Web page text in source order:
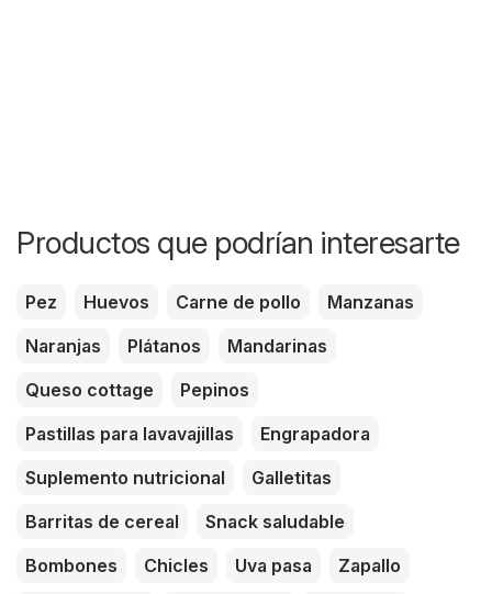
Productos que podrían interesarte
Pez Huevos Carne de pollo
Manzanas
Naranjas
Plátanos
Mandarinas
Queso cottage
Pepinos
Pastillas para lavavajillas
Engrapadora
Suplemento nutricional
Galletitas
Barritas de cereal
Snack saludable
Bombones
Chicles Uva pasa
Zapallo